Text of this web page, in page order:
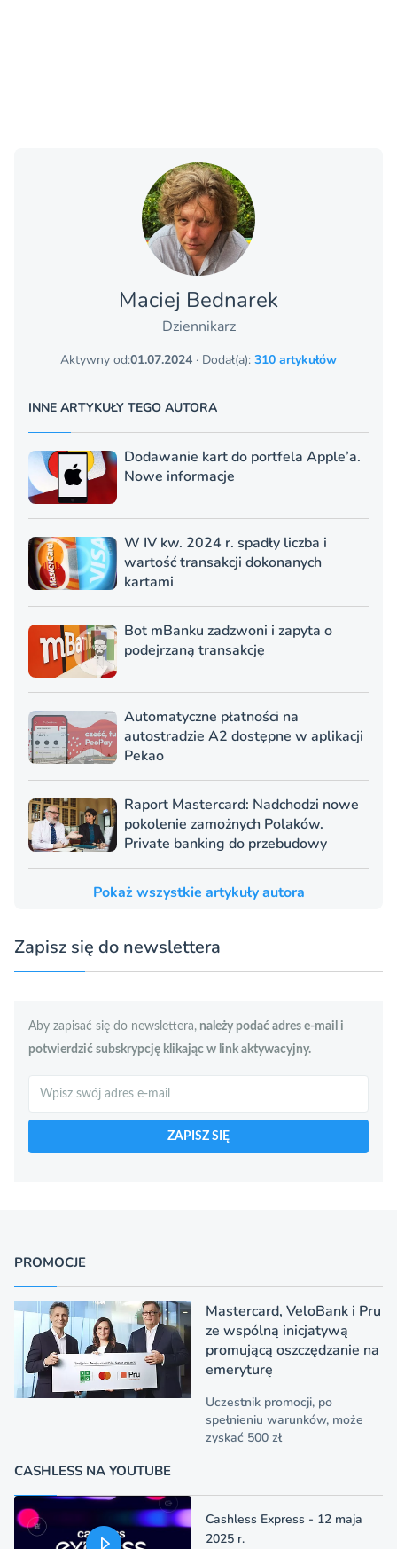
Maciej Bednarek
Dziennikarz
Aktywny od:01.07.2024 · Dodał(a): 310 artykułów
INNE ARTYKUŁY TEGO AUTORA
Dodawanie kart do portfela Apple’a.
Nowe informacje
W IV kw. 2024 r. spadły liczba i
wartość transakcji dokonanych
kartami
Bot mBanku zadzwoni i zapyta o
podejrzaną transakcję
Automatyczne płatności na
autostradzie A2 dostępne w aplikacji
Pekao
Raport Mastercard: Nadchodzi nowe
pokolenie zamożnych Polaków.
Private banking do przebudowy
Pokaż wszystkie artykuły autora
Zapisz się do newslettera
Aby zapisać się do newslettera, należy podać adres e-mail i
potwierdzić subskrypcję klikając w link aktywacyjny.
Szukaj
ZAPISZ SIĘ
PROMOCJE
Mastercard, VeloBank i Pru
ze wspólną inicjatywą
promującą oszczędzanie na
emeryturę
Uczestnik promocji, po
spełnieniu warunków, może
zyskać 500 zł
CASHLESS NA YOUTUBE
Cashless Express - 12 maja
2025 r.